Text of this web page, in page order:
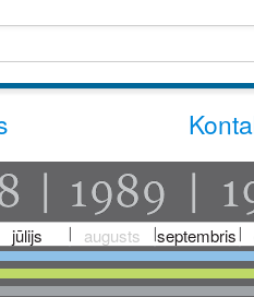
jūlijs augusts septembris